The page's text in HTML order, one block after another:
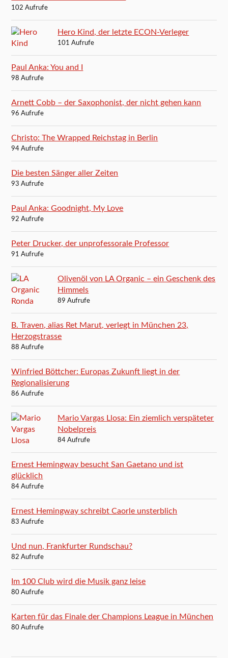
102 Aufrufe
Hero Kind, der letzte ECON-Verleger
101 Aufrufe
Paul Anka: You and I
98 Aufrufe
Arnett Cobb – der Saxophonist, der nicht gehen kann
96 Aufrufe
Christo: The Wrapped Reichstag in Berlin
94 Aufrufe
Die besten Sänger aller Zeiten
93 Aufrufe
Paul Anka: Goodnight, My Love
92 Aufrufe
Peter Drucker, der unprofessorale Professor
91 Aufrufe
Olivenöl von LA Organic – ein Geschenk des
Himmels
89 Aufrufe
B. Traven, alias Ret Marut, verlegt in München 23,
Herzogstrasse
88 Aufrufe
Winfried Böttcher: Europas Zukunft liegt in der
Regionalisierung
86 Aufrufe
Mario Vargas Llosa: Ein ziemlich verspäteter
Nobelpreis
84 Aufrufe
Ernest Hemingway besucht San Gaetano und ist
glücklich
84 Aufrufe
Ernest Hemingway schreibt Caorle unsterblich
83 Aufrufe
Und nun, Frankfurter Rundschau?
82 Aufrufe
Im 100 Club wird die Musik ganz leise
80 Aufrufe
Karten für das Finale der Champions League in München
80 Aufrufe